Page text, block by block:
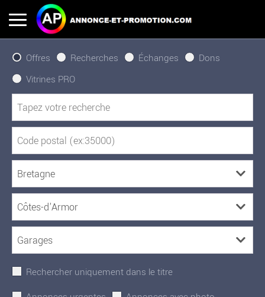
Offres Recherches Échanges
Dons
Vitrines PRO
Rechercher uniquement dans le titre